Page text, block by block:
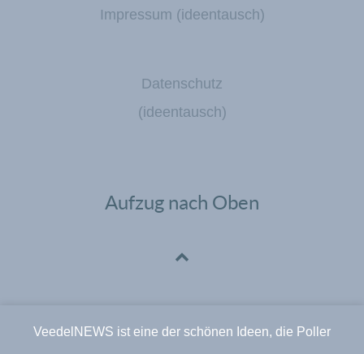
Impressum (ideentausch)
Datenschutz
(ideentausch)
Aufzug nach Oben
VeedelNEWS ist eine der schönen Ideen, die Poller